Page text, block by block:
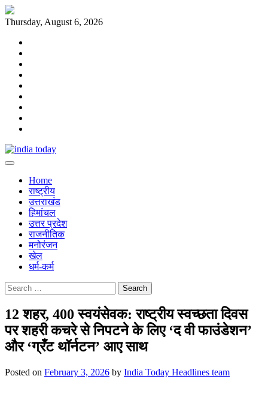
Skip
to
Thursday, August 6, 2026
Home
राष्ट्रीय
उत्तराखंड
हिमांचल
उत्तर प्रदेश
राजनीतिक
मनोरंजन
खेल
धर्म-कर्म
Search
for:
12 शहर, 400 स्वयंसेवक: राष्ट्रीय स्वच्छता दिवस
पर शहरी कचरे से निपटने के लिए ‘द वी फाउंडेशन’
और ‘ग्रँट थॉर्नटन’ आए साथ
Posted on February 3, 2026 by India Today Headlines team